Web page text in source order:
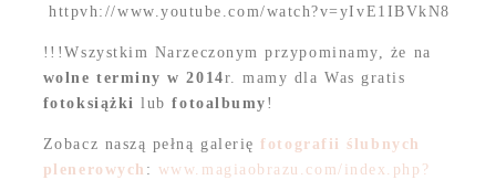
httpvh://www.youtube.com/watch?v=yIvE1IBVkN8
!!!Wszystkim Narzeczonym przypominamy, że na
wolne terminy w 2014r. mamy dla Was gratis
fotoksiążki lubfotoalbumy !
Zobacz naszą pełną galerięfotografii ślubnych
plenerowych : www.magiaobrazu.com/index.php?